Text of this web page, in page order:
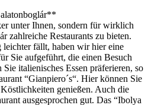
unter Ihnen, sondern für wirklich
zahlreiche Restaurants zu bieten.
fällt, haben wir hier eine
Sie aufgeführt, die einen Besuch
italienisches Essen präferieren, so
“Gianpiero´s“. Hier können Sie
genießen. Auch die
ausgesprochen gut. Das “Ibolya